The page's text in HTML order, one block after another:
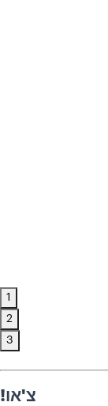
1
2
3
צ'או!